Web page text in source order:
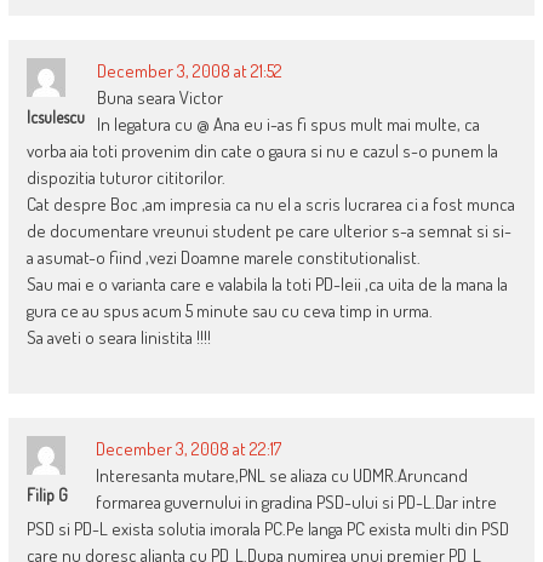
Icsulescu
December 3, 2008 at 21:52
Buna seara Victor
In legatura cu @ Ana eu i-as fi spus mult mai multe, ca
vorba aia toti provenim din cate o gaura si nu e cazul s-o punem la
dispozitia tuturor cititorilor.
Cat despre Boc ,am impresia ca nu el a scris lucrarea ci a fost munca
de documentare vreunui student pe care ulterior s-a semnat si si-
a asumat-o fiind ,vezi Doamne marele constitutionalist.
Sau mai e o varianta care e valabila la toti PD-leii ,ca uita de la mana la
gura ce au spus acum 5 minute sau cu ceva timp in urma.
Sa aveti o seara linistita !!!!
Filip G
December 3, 2008 at 22:17
Interesanta mutare,PNL se aliaza cu UDMR.Aruncand
formarea guvernului in gradina PSD-ului si PD-L.Dar intre
PSD si PD-L exista solutia imorala PC.Pe langa PC exista multi din PSD
care nu doresc alianta cu PD_L.Dupa numirea unui premier PD_L